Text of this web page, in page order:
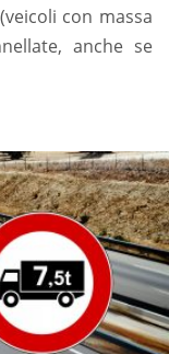
con massa
anche se